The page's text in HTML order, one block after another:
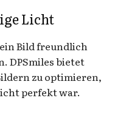
Licht
Bild freundlich
DPSmiles bietet
zu optimieren,
perfekt war.